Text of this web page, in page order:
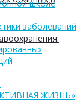
школе
заболеваний
ЖИЗНЬ»